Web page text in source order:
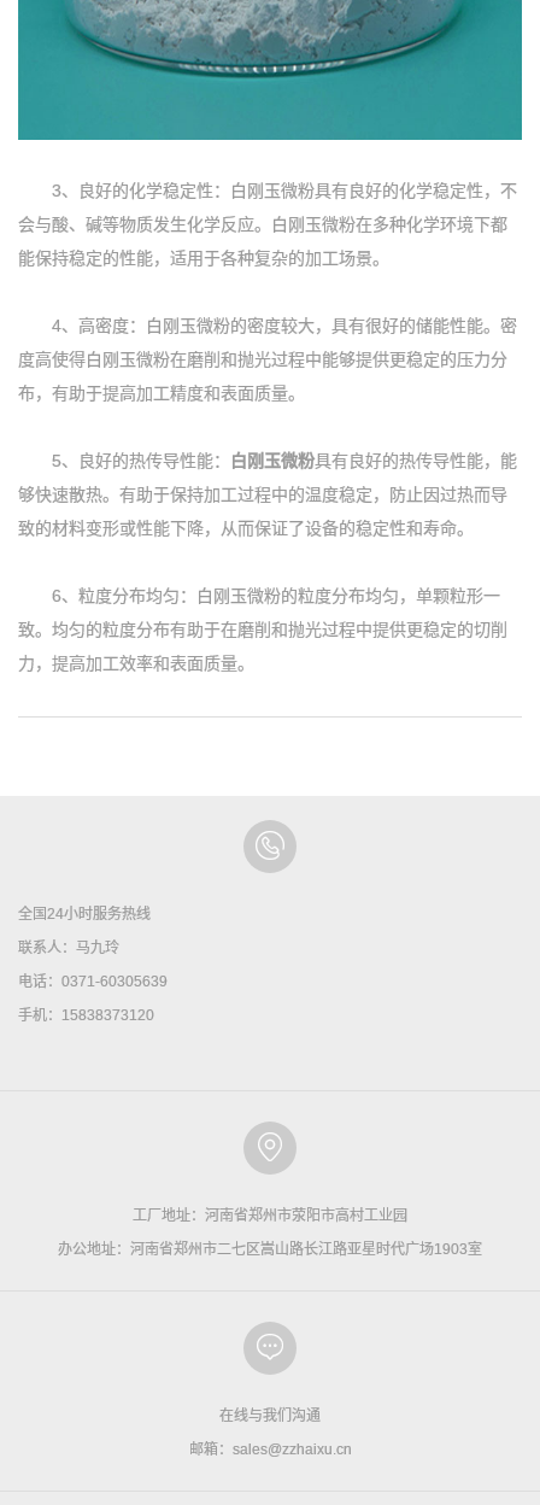
3、良好的化学稳定性：白刚玉微粉具有良好的化学稳定性，不
会与酸、碱等物质发生化学反应。白刚玉微粉在多种化学环境下都
能保持稳定的性能，适用于各种复杂的加工场景。
4、高密度：白刚玉微粉的密度较大，具有很好的储能性能。密
度高使得白刚玉微粉在磨削和抛光过程中能够提供更稳定的压力分
布，有助于提高加工精度和表面质量。
5、良好的热传导性能： 白刚玉微粉具有良好的热传导性能，能
够快速散热。有助于保持加工过程中的温度稳定，防止因过热而导
致的材料变形或性能下降，从而保证了设备的稳定性和寿命。
6、粒度分布均匀：白刚玉微粉的粒度分布均匀，单颗粒形一
致。均匀的粒度分布有助于在磨削和抛光过程中提供更稳定的切削
力，提高加工效率和表面质量。
全国24小时服务热线
联系人：马九玲
电话：0371-60305639
手机：15838373120
工厂地址：河南省郑州市荥阳市高村工业园
办公地址：河南省郑州市二七区嵩山路长江路亚星时代广场1903室
在线与我们沟通
邮箱：sales@zzhaixu.cn